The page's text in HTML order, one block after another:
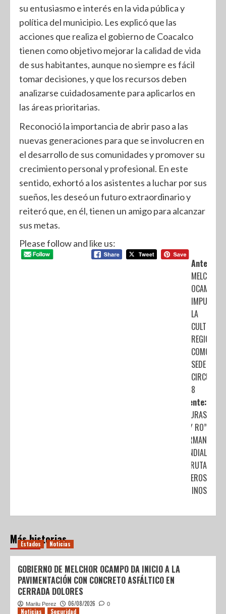
su entusiasmo e interés en la vida pública y
política del municipio. Les explicó que las
acciones que realiza el gobierno de Coacalco
tienen como objetivo mejorar la calidad de vida
de sus habitantes, aunque no siempre es fácil
tomar decisiones, y que los recursos deben
analizarse cuidadosamente para aplicarlos en
las áreas prioritarias.
Reconoció la importancia de abrir paso a las
nuevas generaciones para que se involucren en
el desarrollo de sus comunidades y promover su
crecimiento personal y profesional. En este
sentido, exhortó a los asistentes a luchar por sus
sueños, les deseó un futuro extraordinario y
reiteró que, en él, tienen un amigo para alcanzar
sus metas.
Please follow and like us:
Anterior:
MELCHOR
OCAMPO
IMPULSA
LA
CULTURA
REGIONAL
COMO
SEDE DEL
CIRCUITO
8
Siguiente:
“AVENTURAS
YU Y RO”
TRANSFORMAN
EL MUNDIAL
2026 EN RUTA
PARA VIAJEROS
LATINOS
Más historias
Estados Noticias
GOBIERNO DE MELCHOR OCAMPO DA INICIO A LA
PAVIMENTACIÓN CON CONCRETO ASFÁLTICO EN
CERRADA DOLORES
Marilu Perez 06/08/2026 0
Noticias Seguridad